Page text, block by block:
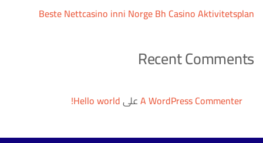
Beste Nettcasino inni Norge Bh Casino Aktivitetsplan
Recent Comments
A WordPress CommenterعلىHello world!